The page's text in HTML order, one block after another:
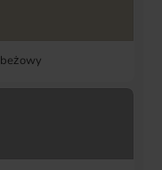
beżowy